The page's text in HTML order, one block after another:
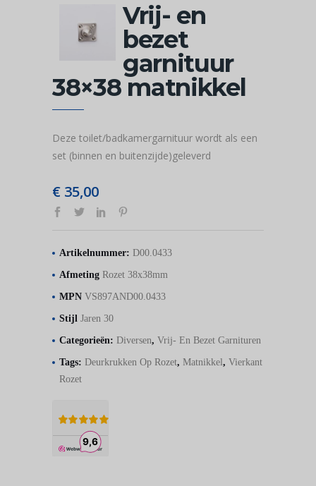
Vrij- en
bezet
garnituur
38×38 matnikkel
Deze toilet/badkamergarnituur wordt als een
set (binnen en buitenzijde)geleverd
€ 35,00
Artikelnummer: D00.0433
Afmeting Rozet 38x38mm
MPN VS897AND00.0433
Stijl Jaren 30
Categorieën: Diversen, Vrij- En Bezet Garnituren
Tags: Deurkrukken Op Rozet, Matnikkel, Vierkant
Rozet